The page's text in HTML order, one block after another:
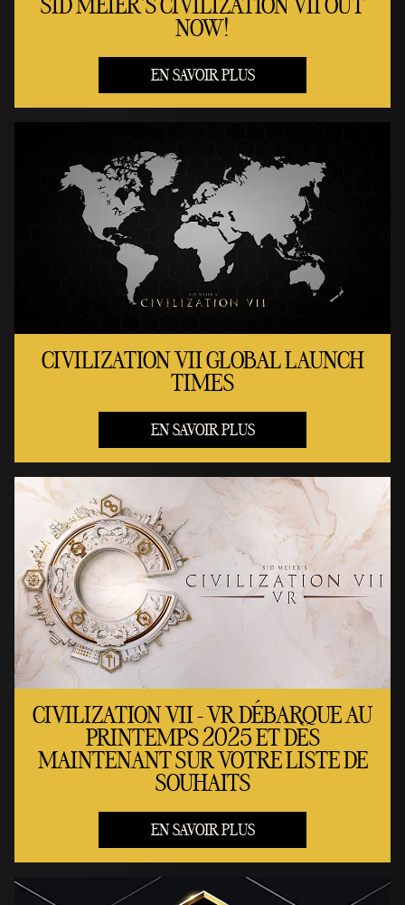
NOW!
EN SAVOIR PLUS
CIVILIZATION VII GLOBAL LAUNCH
TIMES
EN SAVOIR PLUS
CIVILIZATION VII - VR DÉBARQUE AU
PRINTEMPS 2025 ET DÈS
MAINTENANT SUR VOTRE LISTE DE
SOUHAITS
EN SAVOIR PLUS